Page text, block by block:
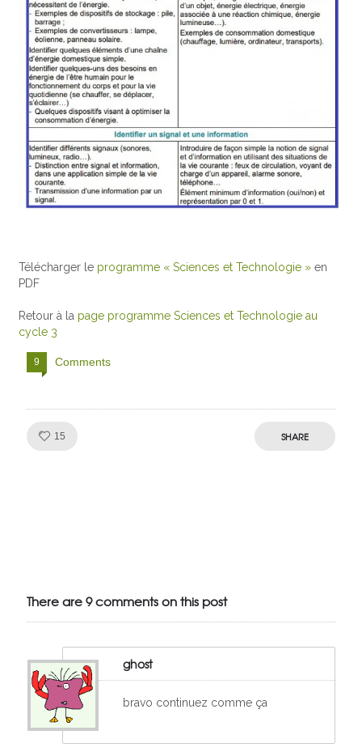
Télécharger le programme « Sciences et Technologie » en
PDF
Retour à la page programme Sciences et Technologie au
cycle 3
9 Comments
15 SHARE
There are 9 comments on this post
ghost
bravo continuez comme ça